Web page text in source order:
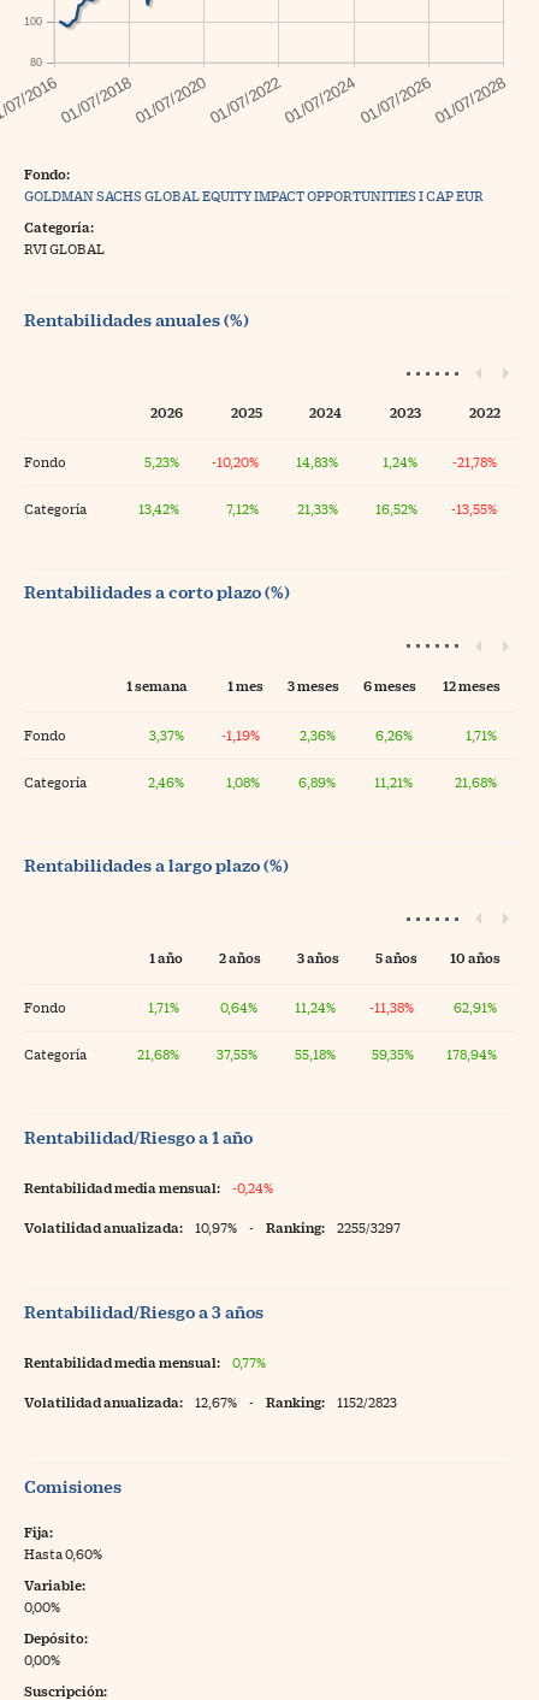
80
100
Fondo:
GOLDMAN SACHS GLOBAL EQUITY IMPACT OPPORTUNITIES I CAP EUR
Categoría:
RVI GLOBAL
Rentabilidades anuales (%)
2026 2025 2024 2023 2022
Fondo 5,23% -10,20% 14,83% 1,24% -21,78%
Categoría 13,42% 7,12% 21,33% 16,52% -13,55%
Rentabilidades a corto plazo (%)
1 semana 1 mes 3 meses 6 meses 12 meses
Fondo 3,37% -1,19% 2,36% 6,26% 1,71%
Categoría 2,46% 1,08% 6,89% 11,21% 21,68%
Rentabilidades a largo plazo (%)
1 año 2 años 3 años 5 años 10 años
Fondo 1,71% 0,64% 11,24% -11,38% 62,91%
Categoría 21,68% 37,55% 55,18% 59,35% 178,94%
Rentabilidad/Riesgo a 1 año
Rentabilidad media mensual: -0,24%
Volatilidad anualizada: 10,97% - Ranking: 2255/3297
Rentabilidad/Riesgo a 3 años
Rentabilidad media mensual: 0,77%
Volatilidad anualizada: 12,67% - Ranking: 1152/2823
Comisiones
Fija:
Hasta 0,60%
Variable:
0,00%
Depósito:
0,00%
Suscripción: